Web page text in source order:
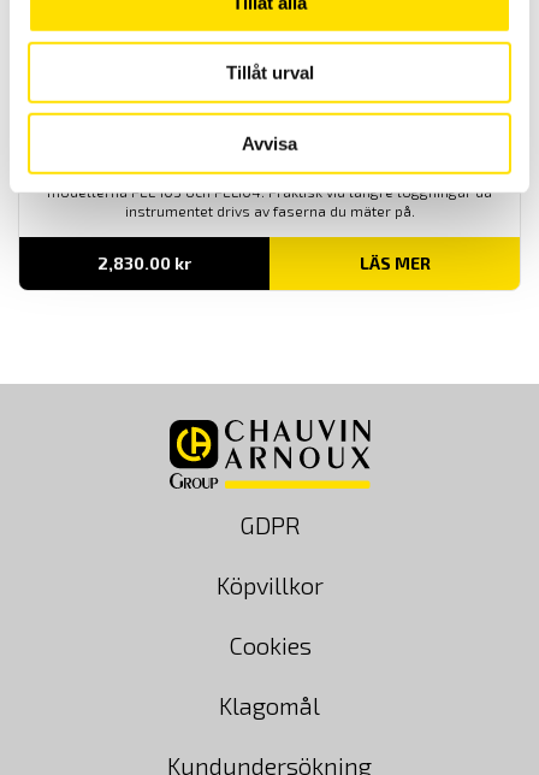
Tillåt urval
Avvisa
PEL Spänningsadapter
Spänningsadapter för PEL 112 samt PEL 113 samt de äldre PEL
modellerna PEL 103 och PEL104. Praktisk vid längre loggningar då
instrumentet drivs av faserna du mäter på.
2,830.00 kr LÄS MER
GDPR
Köpvillkor
Cookies
Klagomål
Kundundersökning